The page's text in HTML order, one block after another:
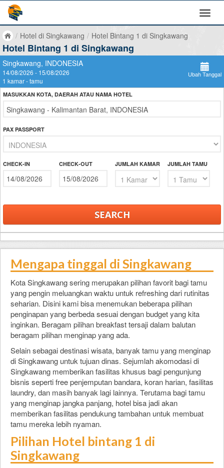
/ Hotel di Singkawang / Hotel Bintang 1 di Singkawang
Hotel Bintang 1 di Singkawang
Singkawang, INDONESIA
14/08/2026 - 15/08/2026
1 kamar - tamu
Ubah Tanggal
MASUKKAN KOTA, DAERAH ATAU NAMA HOTEL
PAX PASSPORT
CHECK-IN CHECK-OUT JUMLAH KAMAR JUMLAH TAMU
Mengapa tinggal di Singkawang
Kota Singkawang sering merupakan pilihan favorit bagi tamu
yang pengin meluangkan waktu untuk refreshing dari rutinitas
seharian. Disini kami bisa menemukan beberapa pilihan
penginapan yang berbeda sesuai dengan budget yang kita
inginkan. Beragam pilihan breakfast tersaji dalam balutan
beragam pilihan menginap yang ada.
Selain sebagai destinasi wisata, banyak tamu yang menginap
di Singkawang untuk tujuan dinas. Sejumlah akomodasi di
Singkawang memberikan fasilitas khusus bagi pengunjung
bisnis seperti free penjemputan bandara, koran harian, fasilitas
laundry, dan masih banyak lagi lainnya. Terutama bagi tamu
yang menginap jangka panjang, hotel bisa jadi akan
memberikan fasilitas pendukung tambahan untuk membuat
tamu mereka lebih nyaman.
Pilihan Hotel bintang 1 di
Singkawang